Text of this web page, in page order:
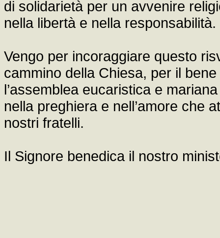
di solidarietà per un avvenire
nella libertà e nella responsabilità.
Vengo per incoraggiare questo
cammino della Chiesa, per il
l’assemblea eucaristica e
nella preghiera e nell’amore che
nostri fratelli.
Il Signore benedica il nostro